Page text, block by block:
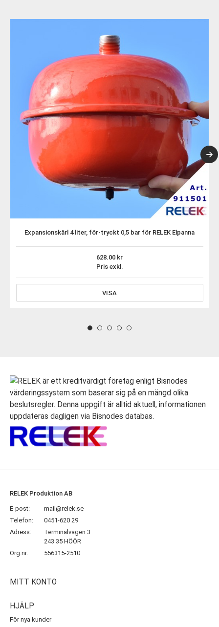
Expansionskärl 4 liter, för-tryckt 0,5 bar för RELEK Elpanna
Pris exkl.
628.00
VISA
RELEK Produktion AB
E-post:
mail@relek.se
Telefon:
0451-620 29
Adress:
Terminalvägen 3
243 35 HÖÖR
Org.nr:
556315-2510
MITT KONTO
HJÄLP
För nya kunder